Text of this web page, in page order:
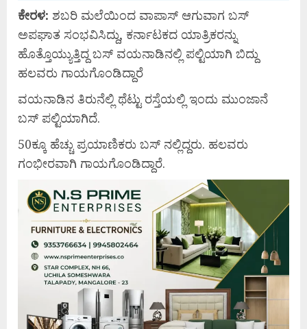
ಕೇರಳ: ಶಬರಿ ಮಲೆಯಿಂದ ವಾಪಾಸ್ ಆಗುವಾಗ ಬಸ್
ಅಪಘಾತ ಸಂಭವಿಸಿದ್ದು, ಕರ್ನಾಟಕದ ಯಾತ್ರಿಕರನ್ನು
ಹೊತ್ತೊಯ್ಯುತ್ತಿದ್ದ ಬಸ್ ವಯನಾಡಿನಲ್ಲಿ ಪಲ್ಟಿಯಾಗಿ ಬಿದ್ದು
ಹಲವರು ಗಾಯಗೊಂಡಿದ್ದಾರೆ
ವಯನಾಡಿನ ತಿರುನೆಲ್ಲಿ ಥೆಟ್ಟು ರಸ್ತೆಯಲ್ಲಿ ಇಂದು ಮುಂಜಾನೆ
ಬಸ್ ಪಲ್ಟಿಯಾಗಿದೆ.
50ಕ್ಕೂ ಹೆಚ್ಚು ಪ್ರಯಾಣಿಕರು ಬಸ್ ನಲ್ಲಿದ್ದರು. ಹಲವರು
ಗಂಭೀರವಾಗಿ ಗಾಯಗೊಂಡಿದ್ದಾರೆ.